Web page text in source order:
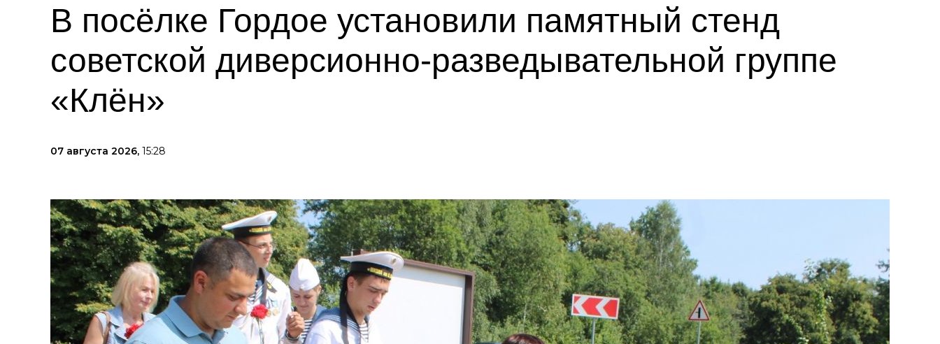
В посёлке Гордое установили памятный стенд
советской диверсионно-разведывательной группе
«Клён»
07 августа 2026, 15:28